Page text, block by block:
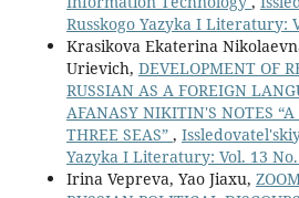
Russkogo Yazyka I Literatury:
Krasikova Ekaterina
Urievich, DEVELOPMENT OF
RUSSIAN AS A FOREIGN
AFANASY NIKITIN'S NOTES “A
THREE SEAS” ,
Yazyka I Literatury: Vol. 13
Irina Vepreva, Yao Jiaxu,